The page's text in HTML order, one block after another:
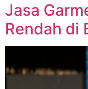
Jasa
Rendah di